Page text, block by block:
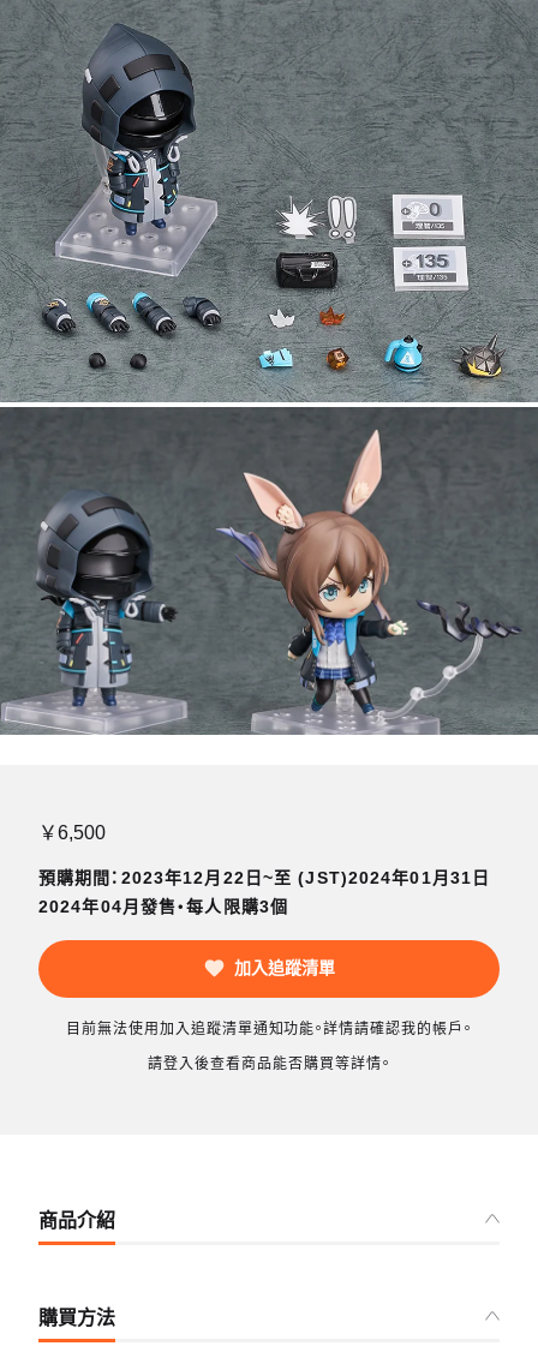
￥6,500
預購期間：2023年12月22日~至 (JST)2024年01月31日
2024年04月發售・每人限購3個
加入追蹤清單
目前無法使用加入追蹤清單通知功能。詳情請確認我的帳戶。
請登入後查看商品能否購買等詳情。
商品介紹
購買方法